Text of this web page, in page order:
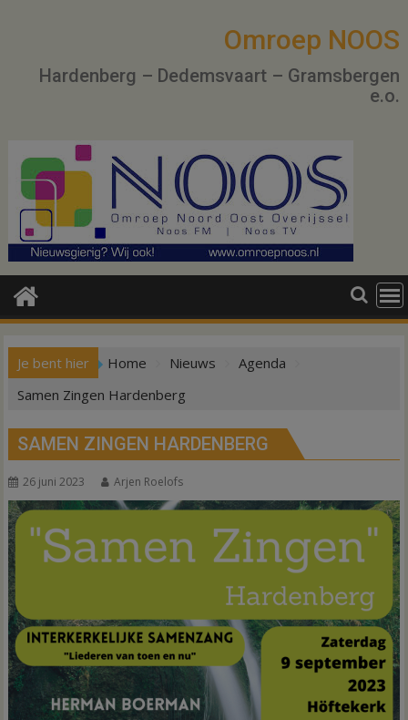
Omroep NOOS
Hardenberg – Dedemsvaart – Gramsbergen
e.o.
Je bent hier Home Nieuws
Agenda
Samen Zingen Hardenberg
SAMEN ZINGEN HARDENBERG
26 juni 2023 Arjen Roelofs